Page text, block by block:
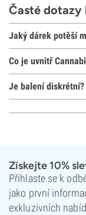
Časté dotazy
Jaký dárek potěší
Co je uvnitř
Je balení diskrétní?
Získejte 10%
Přihlaste se k
jako první
exkluzivních